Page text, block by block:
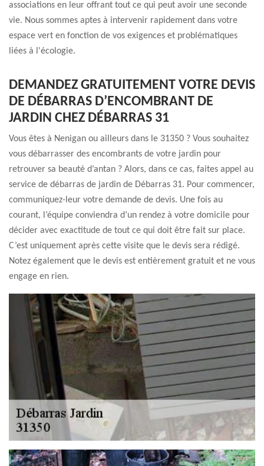
associations en leur offrant tout ce qui peut avoir une seconde
vie. Nous sommes aptes à intervenir rapidement dans votre
espace vert en fonction de vos exigences et problématiques
liées à l'écologie.
DEMANDEZ GRATUITEMENT VOTRE DEVIS
DE DÉBARRAS D’ENCOMBRANT DE
JARDIN CHEZ DÉBARRAS 31
Vous êtes à Nenigan ou ailleurs dans le 31350 ? Vous souhaitez
vous débarrasser des encombrants de votre jardin pour
retrouver sa beauté d’antan ? Alors, dans ce cas, faites appel au
service de débarras de jardin de Débarras 31. Pour commencer,
communiquez-leur votre demande de devis. Une fois au
courant, l’équipe conviendra d’un rendez à votre domicile pour
décider avec exactitude de tout ce qui doit être fait sur place.
C’est uniquement après cette visite que le devis sera rédigé.
Notez également que le devis est entièrement gratuit et ne vous
engage en rien.